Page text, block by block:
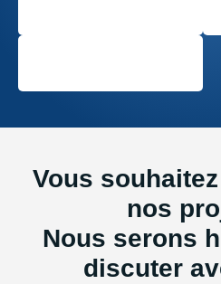
Vous
nos
Nous serons
discuter